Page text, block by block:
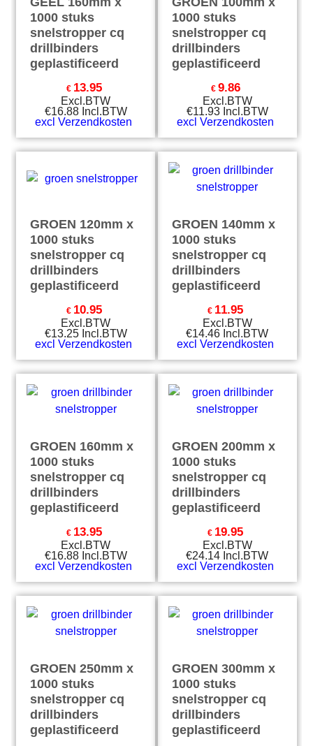
1000 stuks
snelstropper cq
drillbinders
geplastificeerd
€ 13.95
Excl.BTW
€16.88 Incl.BTW
excl Verzendkosten
1000 stuks
snelstropper cq
drillbinders
geplastificeerd
€ 9.86
Excl.BTW
€11.93 Incl.BTW
excl Verzendkosten
GROEN 120mm x
1000 stuks
snelstropper cq
drillbinders
geplastificeerd
€ 10.95
Excl.BTW
€13.25 Incl.BTW
excl Verzendkosten
GROEN 140mm x
1000 stuks
snelstropper cq
drillbinders
geplastificeerd
€ 11.95
Excl.BTW
€14.46 Incl.BTW
excl Verzendkosten
GROEN 160mm x
1000 stuks
snelstropper cq
drillbinders
geplastificeerd
€ 13.95
Excl.BTW
€16.88 Incl.BTW
excl Verzendkosten
GROEN 200mm x
1000 stuks
snelstropper cq
drillbinders
geplastificeerd
€ 19.95
Excl.BTW
€24.14 Incl.BTW
excl Verzendkosten
GROEN 250mm x
1000 stuks
snelstropper cq
drillbinders
geplastificeerd
GROEN 300mm x
1000 stuks
snelstropper cq
drillbinders
geplastificeerd